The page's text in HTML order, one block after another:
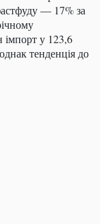
— 17% за
імпорт у 123,6
тенденція до